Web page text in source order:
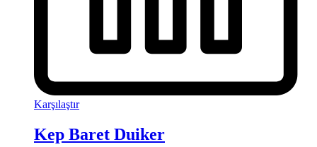
Karşılaştır
Kep Baret Duiker